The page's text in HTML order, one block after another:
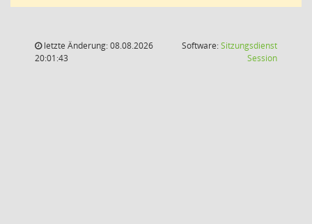
letzte Änderung: 08.08.2026
20:01:43
Software:Sitzungsdienst
Session(Wird in